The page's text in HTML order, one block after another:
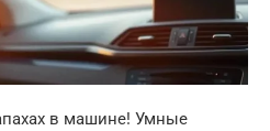
в машине! Умные